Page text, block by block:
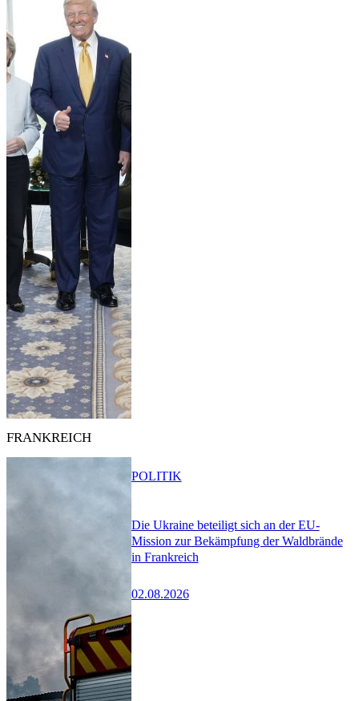
FRANKREICH
Die Ukraine beteiligt sich an der EU-
Mission zur Bekämpfung der Waldbrände
in Frankreich
02.08.2026
POLITIK